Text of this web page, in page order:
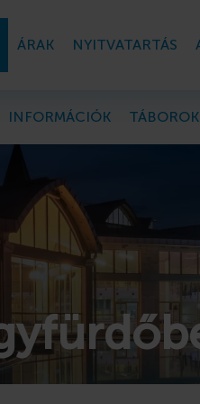
ÁRAK NYITVATARTÁS
INFORMÁCIÓK TÁBOROK